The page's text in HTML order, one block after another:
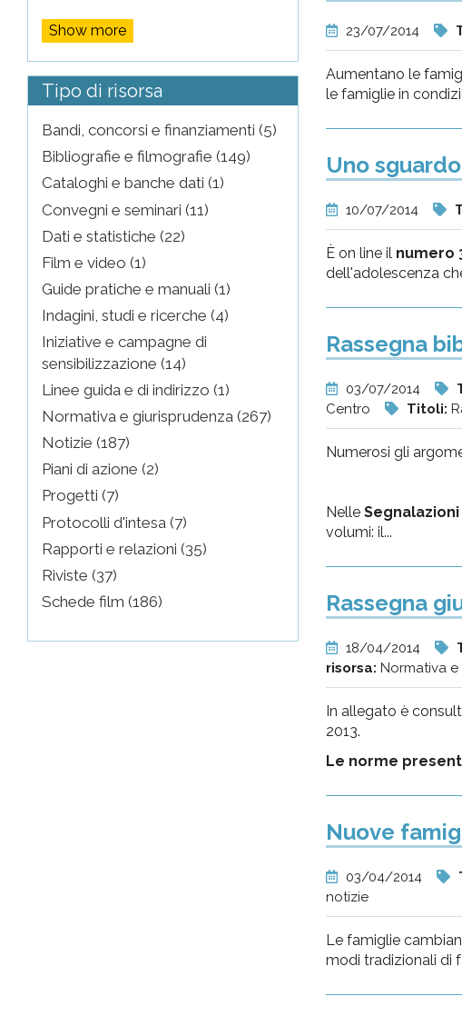
Show more
Tipo di risorsa
Bandi, concorsi e finanziamenti (5)
Bibliografie e filmografie (149)
Cataloghi e banche dati (1)
Convegni e seminari (11)
Dati e statistiche (22)
Film e video (1)
Guide pratiche e manuali (1)
Indagini, studi e ricerche (4)
Iniziative e campagne di
sensibilizzazione (14)
Linee guida e di indirizzo (1)
Normativa e giurisprudenza (267)
Notizie (187)
Piani di azione (2)
Progetti (7)
Protocolli d'intesa (7)
Rapporti e relazioni (35)
Riviste (37)
Schede film (186)
23/07/2014
Aumentano le
le famiglie in
Uno
10/07/2014
È on line il numero
dell'adolescenza
Rassegna
03/07/2014
Centro
Titoli:
Numerosi gli
Nelle
volumi: il...
Rassegna
18/04/2014
risorsa: Normativa
In allegato è
2013.
Le norme
Nuove
03/04/2014
notizie
Le famiglie
modi tradizionali di